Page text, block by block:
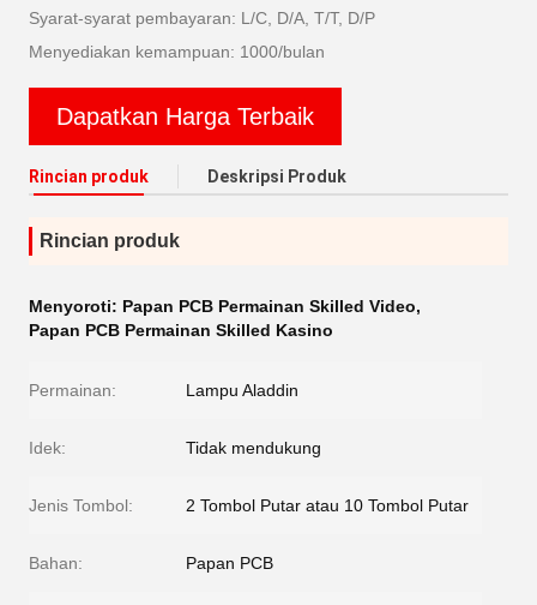
Syarat-syarat pembayaran: L/C, D/A, T/T, D/P
Menyediakan kemampuan: 1000/bulan
Dapatkan Harga Terbaik
Rincian produk Deskripsi Produk
Rincian produk
Menyoroti: Papan PCB Permainan Skilled Video,
Papan PCB Permainan Skilled Kasino
Permainan: Lampu Aladdin
Idek: Tidak mendukung
Jenis Tombol: 2 Tombol Putar atau 10 Tombol Putar
Bahan: Papan PCB